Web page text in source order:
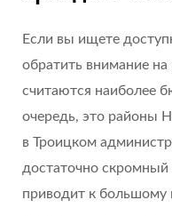
Если вы ищете
обратить внимание
считаются наиболее
очередь, это районы
в Троицком
достаточно
приводит к большому